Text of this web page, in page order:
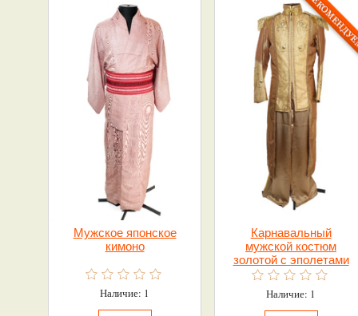
Мужское японское
кимоно
Наличие: 1
Карнавальный
мужской костюм
золотой с эполетами
Наличие: 1